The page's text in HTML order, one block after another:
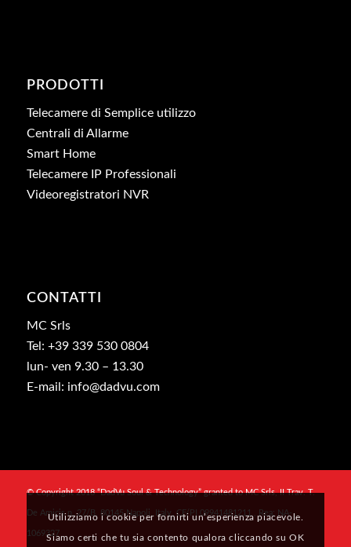
PRODOTTI
Telecamere di Semplice utilizzo
Centrali di Allarme
Smart Home
Telecamere IP Professionali
Videoregistratori NVR
CONTATTI
MC Srls
Tel: +39 339 530 0804
lun- ven 9.30 – 13.30
E-mail: info@dadvu.com
© Copyright 2018 “DadVu Soul & Technology” granted to MC Srls, II Trav. T.
De Amicis n. 27/B, 80145 Napoli, Italy, CF/PI 09941481211 , Rea: NA-
1069327
Utilizziamo i cookie per fornirti un’esperienza piacevole.
Siamo certi che tu sia contento qualora cliccando su OK